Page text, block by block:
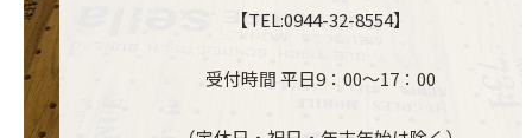
【TEL:0944-32-8554】
受付時間 平日9：00～17：00